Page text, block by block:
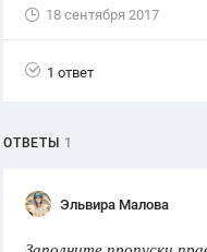
Spotlight
ГИА
18 сентября 2017
1 ответ
ОТВЕТЫ 1
Эльвира Малова